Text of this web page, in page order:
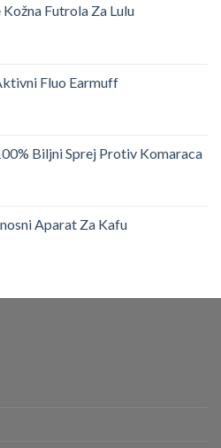
Futrola Za Lulu
Fluo Earmuff
Biljni Sprej Protiv Komaraca
Aparat Za Kafu